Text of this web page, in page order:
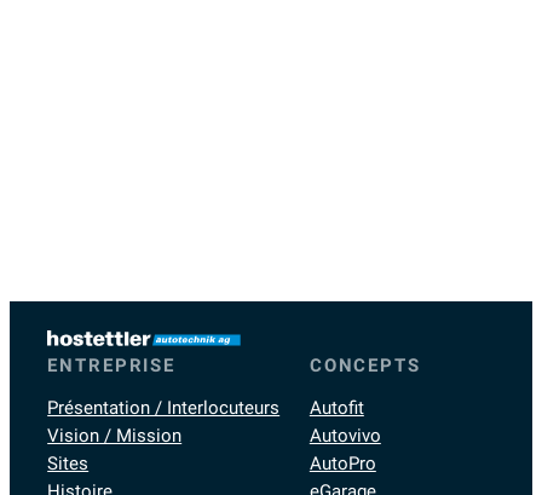
ENTREPRISE
Présentation / Interlocuteurs
Vision / Mission
Sites
CONCEPTS
Autofit
Autovivo
AutoPro